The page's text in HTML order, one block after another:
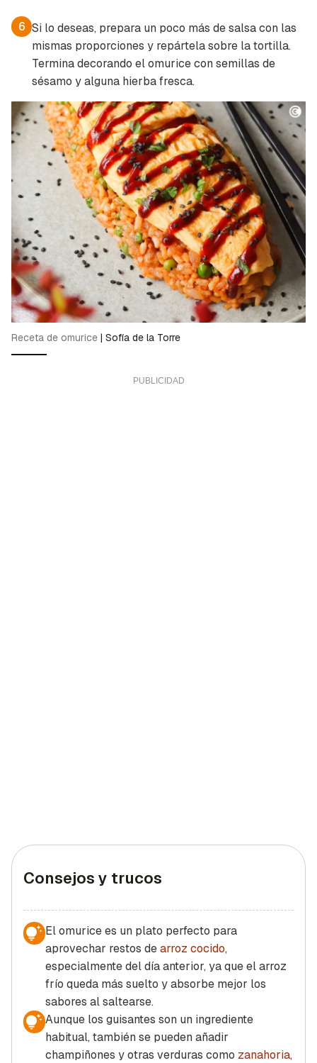
6 Si lo deseas, prepara un poco más de salsa con las
mismas proporciones y repártela sobre la tortilla.
Termina decorando el omurice con semillas de
sésamo y alguna hierba fresca.
Receta de omurice | Sofía de la Torre
Consejos y trucos
El omurice es un plato perfecto para
aprovechar restos dearroz cocido,
especialmente del día anterior, ya que el arroz
frío queda más suelto y absorbe mejor los
sabores al saltearse.
Aunque los guisantes son un ingrediente
habitual, también se pueden añadir
champiñones y otras verduras como zanahoria,